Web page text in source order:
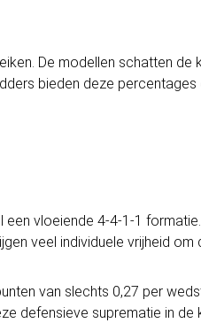
De modellen schatten
bieden deze
vloeiende 4-4-1-1
veel individuele vrijheid
van slechts 0,27 per
defensieve suprematie in